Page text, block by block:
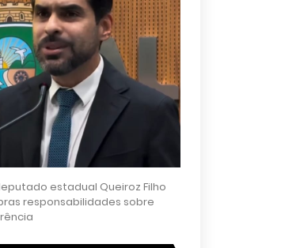
estadual Queiroz Filho
responsabilidades sobre